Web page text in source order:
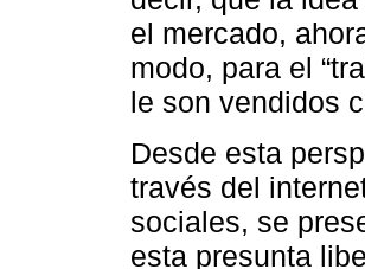
el mercado,
modo, para el
le son vendidos
Desde esta
través del
sociales, se
esta presunta